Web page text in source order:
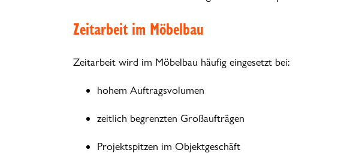
Zeitarbeit im Möbelbau
Zeitarbeit wird im Möbelbau häufig eingesetzt bei:
hohem Auftragsvolumen
zeitlich begrenzten Großaufträgen
Projektspitzen im Objektgeschäft